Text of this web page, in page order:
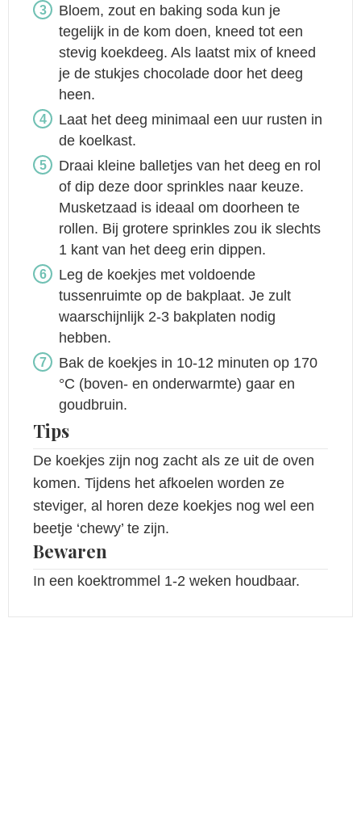
Bloem, zout en baking soda kun je
tegelijk in de kom doen, kneed tot een
stevig koekdeeg. Als laatst mix of kneed
je de stukjes chocolade door het deeg
heen.
Laat het deeg minimaal een uur rusten in
de koelkast.
Draai kleine balletjes van het deeg en rol
of dip deze door sprinkles naar keuze.
Musketzaad is ideaal om doorheen te
rollen. Bij grotere sprinkles zou ik slechts
1 kant van het deeg erin dippen.
Leg de koekjes met voldoende
tussenruimte op de bakplaat. Je zult
waarschijnlijk 2-3 bakplaten nodig
hebben.
Bak de koekjes in 10-12 minuten op 170
°C (boven- en onderwarmte) gaar en
goudbruin.
Tips
De koekjes zijn nog zacht als ze uit de oven
komen. Tijdens het afkoelen worden ze
steviger, al horen deze koekjes nog wel een
beetje ‘chewy’ te zijn.
Bewaren
In een koektrommel 1-2 weken houdbaar.